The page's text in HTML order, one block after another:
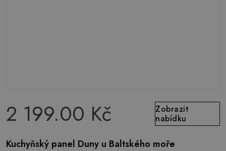
2 199.00 Kč
Zobrazit
nabídku
Kuchyňský panel Duny u Baltského moře